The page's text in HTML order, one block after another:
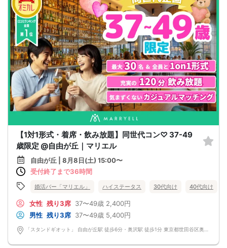
【1対1形式・着席・飲み放題】同世代コン♡ 37-49
歳限定 @自由が丘｜マリエル
自由が丘 | 8月8日(土) 15:00〜
受付終了まで36時間
婚活バー「マリエル」 ハイステータス 30代向け 40代向け
女性 残り3席 37〜49歳 2,400円
男性 残り3席 37〜49歳 5,400円